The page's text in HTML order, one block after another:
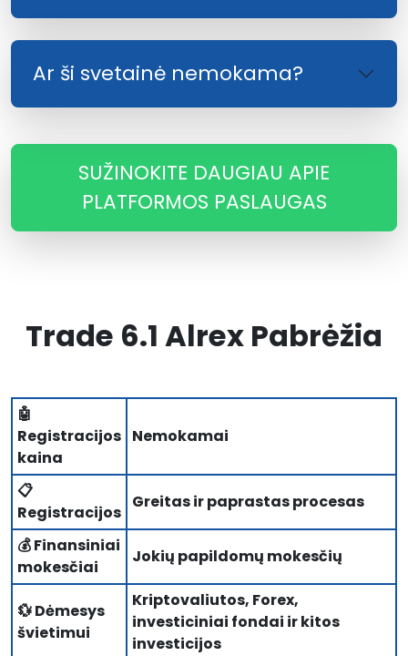
Ar ši svetainė nemokama?
SUŽINOKITE DAUGIAU APIE
PLATFORMOS PASLAUGAS
Trade 6.1 Alrex Pabrėžia
🤖
Registracijos
kaina
Nemokamai
📋
Registracijos
Greitas ir paprastas procesas
💰 Finansiniai
mokesčiai
Jokių papildomų mokesčių
💱 Dėmesys
švietimui
Kriptovaliutos, Forex,
investiciniai fondai ir kitos
investicijos